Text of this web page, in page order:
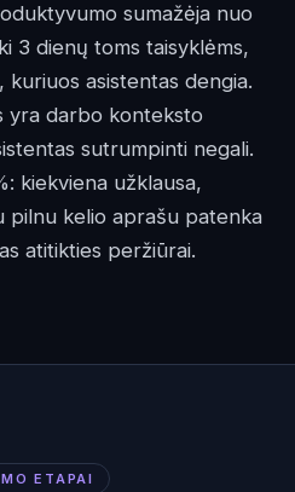
sumažėja nuo
3 dienų toms taisyklėms,
kuriuos asistentas dengia.
yra darbo konteksto
sutrumpinti negali.
kiekviena užklausa,
pilnu kelio aprašu patenka
atitikties peržiūrai.
ETAPAI